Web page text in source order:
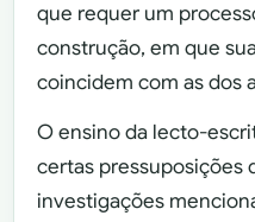
que requer um
construção, em que
coincidem com as dos
O ensino da lecto-
certas pressuposições
investigações